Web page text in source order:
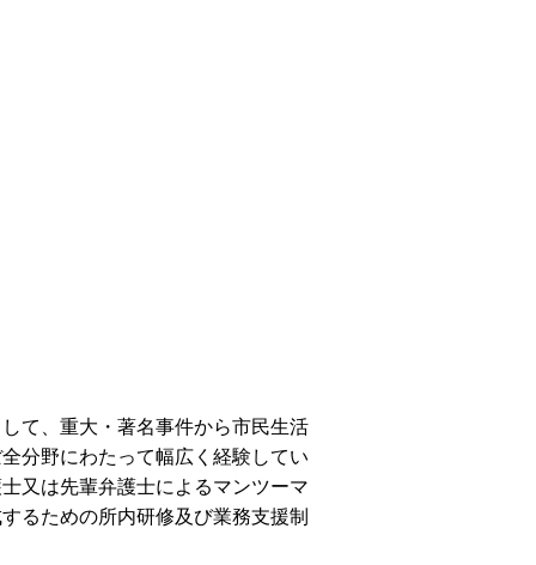
て、重大・著名事件から市民生活
分野にわたって幅広く経験してい
又は先輩弁護士によるマンツーマ
るための所内研修及び業務支援制